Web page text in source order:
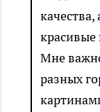
Мне
разных